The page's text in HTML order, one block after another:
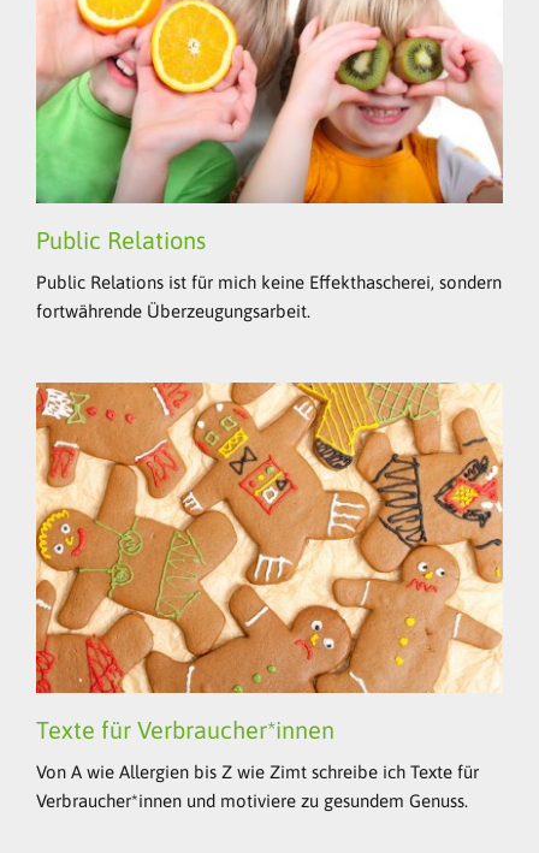
Public Relations
Public Relations ist für mich keine Effekthascherei, sondern
fortwährende Überzeugungsarbeit.
Texte für Verbraucher*innen
Von A wie Allergien bis Z wie Zimt schreibe ich Texte für
Verbraucher*innen und motiviere zu gesundem Genuss.